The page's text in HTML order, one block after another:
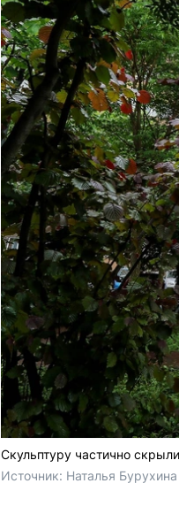
Скульптуру частично
Источник: Наталья